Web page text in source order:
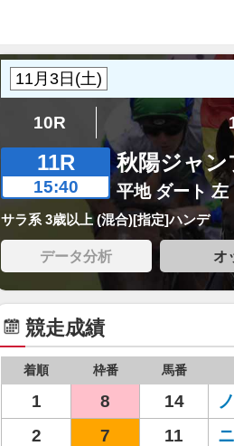
10R
11R
15:40
秋陽ジャン
平地 ダート
サラ系 3歳以上 (混合)[指定]ハンデ
データ分析 オ
競走成績
着順 枠番 馬番
1 8 14
2
7 11